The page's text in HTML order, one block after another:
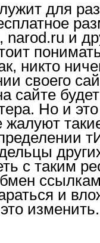
для
narod.ru и
никто
своего
сайте
Но и
с таким
и
изменить.